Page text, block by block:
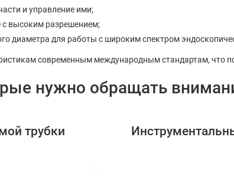
и управление ими;
с высоким разрешением;
диаметра для работы с широким спектром
современным международным стандартам, что
нужно обращать
трубки